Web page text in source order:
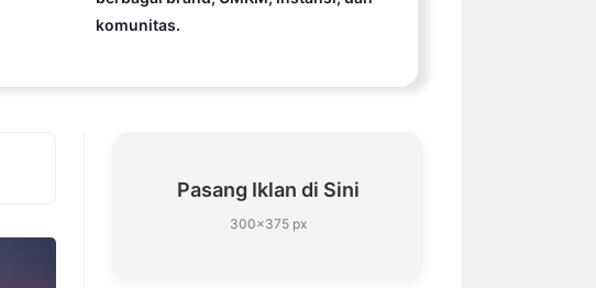
komunitas.
Pasang Iklan di Sini
300×375 px